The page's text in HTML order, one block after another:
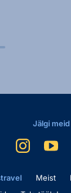
Meist
Jälgi meid